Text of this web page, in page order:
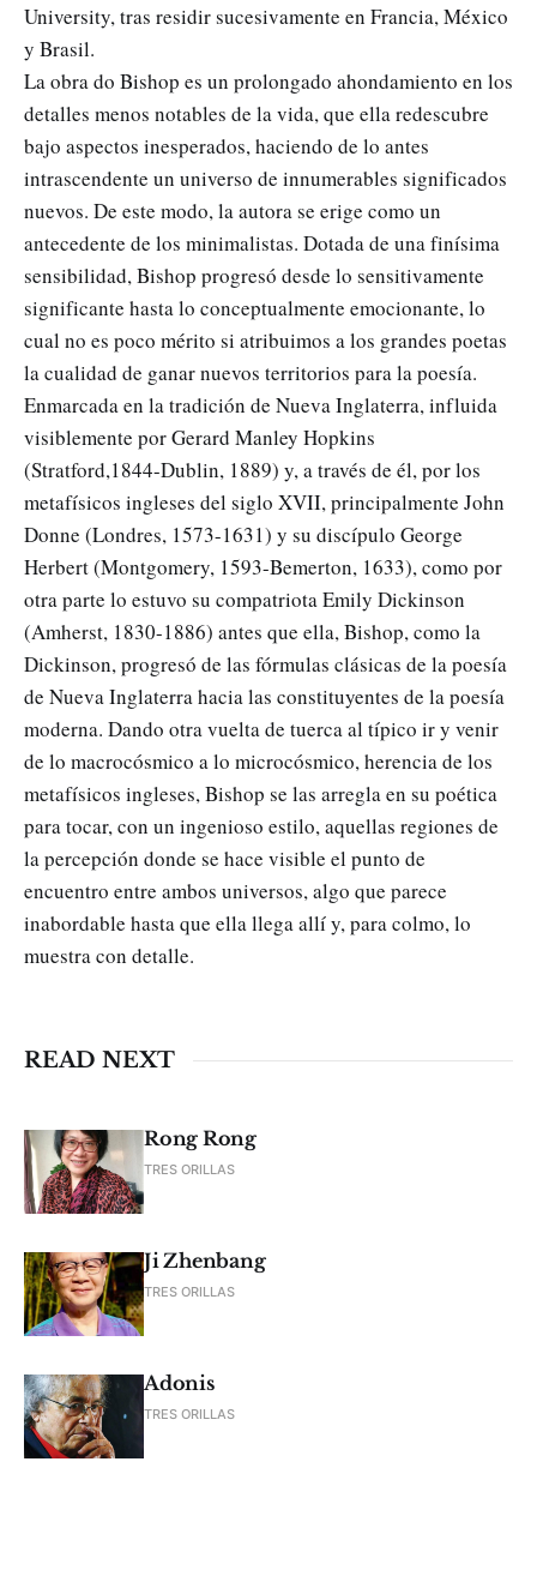
University, tras residir sucesivamente en Francia, México
y Brasil.
La obra do Bishop es un prolongado ahondamiento en los
detalles menos notables de la vida, que ella redescubre
bajo aspectos inesperados, haciendo de lo antes
intrascendente un universo de innumerables significados
nuevos. De este modo, la autora se erige como un
antecedente de los minimalistas. Dotada de una finísima
sensibilidad, Bishop progresó desde lo sensitivamente
significante hasta lo conceptualmente emocionante, lo
cual no es poco mérito si atribuimos a los grandes poetas
la cualidad de ganar nuevos territorios para la poesía.
Enmarcada en la tradición de Nueva Inglaterra, influida
visiblemente por Gerard Manley Hopkins
(Stratford,1844-Dublin, 1889) y, a través de él, por los
metafísicos ingleses del siglo XVII, principalmente John
Donne (Londres, 1573-1631) y su discípulo George
Herbert (Montgomery, 1593-Bemerton, 1633), como por
otra parte lo estuvo su compatriota Emily Dickinson
(Amherst, 1830-1886) antes que ella, Bishop, como la
Dickinson, progresó de las fórmulas clásicas de la poesía
de Nueva Inglaterra hacia las constituyentes de la poesía
moderna. Dando otra vuelta de tuerca al típico ir y venir
de lo macrocósmico a lo microcósmico, herencia de los
metafísicos ingleses, Bishop se las arregla en su poética
para tocar, con un ingenioso estilo, aquellas regiones de
la percepción donde se hace visible el punto de
encuentro entre ambos universos, algo que parece
inabordable hasta que ella llega allí y, para colmo, lo
muestra con detalle.
READ NEXT
Rong Rong
TRES ORILLAS
Ji Zhenbang
TRES ORILLAS
Adonis
TRES ORILLAS